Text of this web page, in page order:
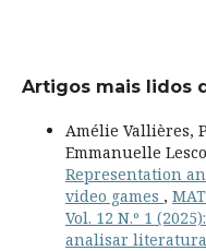
Artigos mais lidos
Amélie Vallières,
Emmanuelle
Representation
video games ,
Vol. 12 N.º 1
analisar